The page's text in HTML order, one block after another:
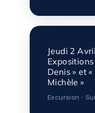
Jeudi 2 Avril
Denis » et
Michèle »
Excursion ·